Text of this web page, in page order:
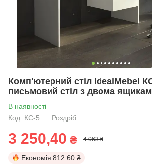
Комп'ютерний стіл IdealMebel
письмовий стіл з двома
В наявності
Код: КС-5
Роздріб
3 250,40 ₴ 4 063 ₴
Економія 812.60 ₴